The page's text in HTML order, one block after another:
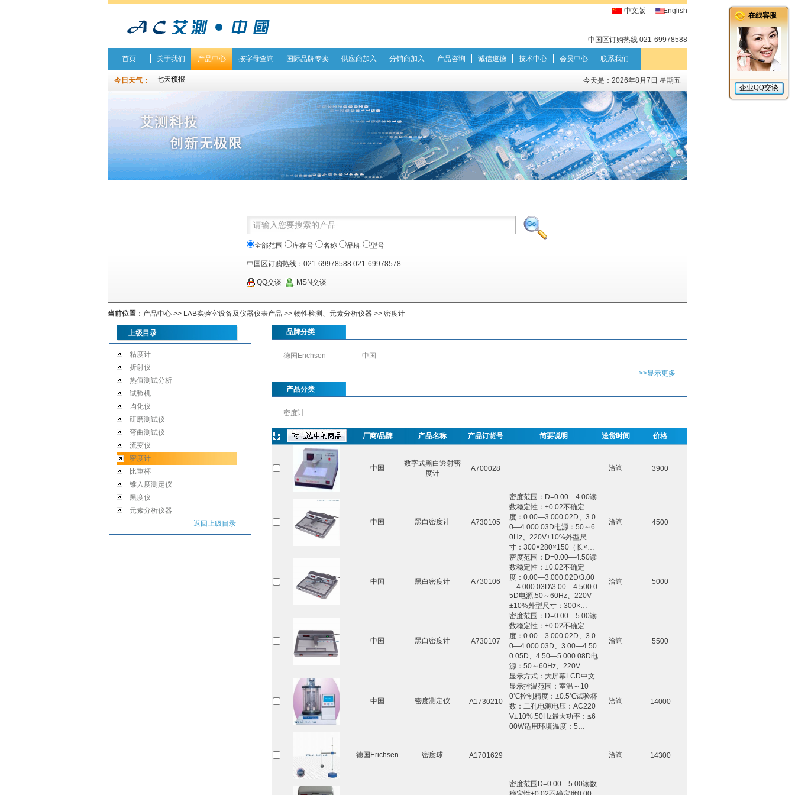
中文版 English
中国区订购热线 021-69978588
首页 关于我们 产品中心 按字母查询 国际品牌专卖 供应商加入 分销商加入 产品咨询 诚信道德 技术中心 会员中心 联系我们
今日天气： 今天是： 2026年8月7日 星期五
全部范围 库存号 名称 品牌 型号
中国区订购热线：021-69978588 021-69978578
QQ交谈 MSN交谈
当前位置 ： 产品中心 >> LAB实验室设备及仪器仪表产品 >> 物性检测、元素分析仪器 >> 密度计
上级目录
粘度计
折射仪
热值测试分析
试验机
均化仪
研磨测试仪
弯曲测试仪
流变仪
密度计
比重杯
锥入度测定仪
黑度仪
元素分析仪器
返回上级目录
品牌分类
德国Erichsen 中国
>>显示更多
产品分类
密度计
厂商/品牌 产品名称 产品订货号 简要说明 送货时间 价格
中国
数字式黑白透射密
度计
A700028 洽询 3900
中国 黑白密度计 A730105
密度范围：D=0.00—4.00读
数稳定性：±0.02不确定
度：0.00—3.000.02D、3.0
0—4.000.03D电源：50～6
0Hz、220V±10%外型尺
寸：300×280×150（长×…
洽询 4500
中国 黑白密度计 A730106
密度范围：D=0.00—4.50读
数稳定性：±0.02不确定
度：0.00—3.000.02D\3.00
—4.000.03D\3.00—4.500.0
5D电源:50～60Hz、220V
±10%外型尺寸：300×…
洽询 5000
中国 黑白密度计 A730107
密度范围：D=0.00—5.00读
数稳定性：±0.02不确定
度：0.00—3.000.02D、3.0
0—4.000.03D、3.00—4.50
0.05D、4.50—5.000.08D电
源：50～60Hz、220V…
洽询 5500
中国 密度测定仪 A1730210
显示方式：大屏幕LCD中文
显示控温范围：室温～10
0℃控制精度：±0.5℃试验杯
数：二孔电源电压：AC220
V±10%,50Hz最大功率：≤6
00W适用环境温度：5…
洽询 14000
德国Erichsen 密度球 A1701629 洽询 14300
密度范围D=0.00—5.00读数